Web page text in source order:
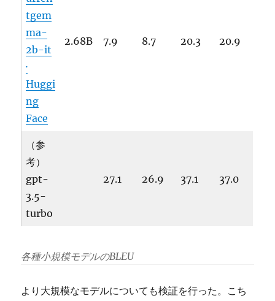
tgem
ma-
2b-it
·
Huggi
ng
Face
2.68B 7.9 8.7 20.3 20.9
（参
考）
gpt-
3.5-
turbo
27.1 26.9 37.1 37.0
各種小規模モデルのBLEU
より大規模なモデルについても検証を行った。こち